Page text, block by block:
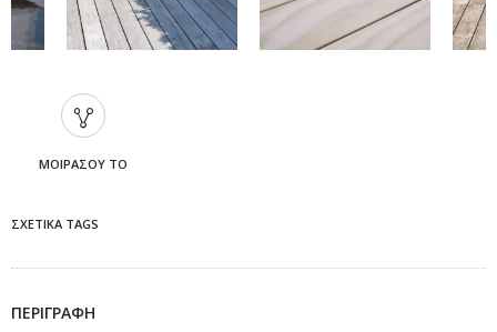
ΜΟΙΡΆΣΟΥ ΤΟ
ΣΧΕΤΙΚΆ TAGS
ΠΕΡΙΓΡΑΦΉ